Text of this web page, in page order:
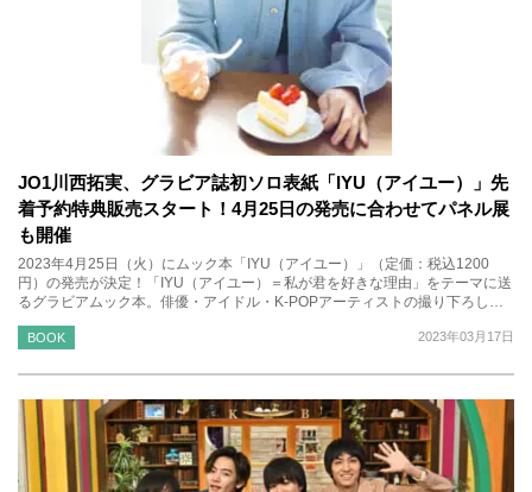
JO1川西拓実、グラビア誌初ソロ表紙「IYU（アイユー）」先
着予約特典販売スタート！4月25日の発売に合わせてパネル展
も開催
2023年4月25日（火）にムック本「IYU（アイユー）」（定価：税込1200
円）の発売が決定！「IYU（アイユー）＝私が君を好きな理由」をテーマに送
るグラビアムック本。俳優・アイドル・K-POPアーティストの撮り下ろし…
2023年03月17日
BOOK